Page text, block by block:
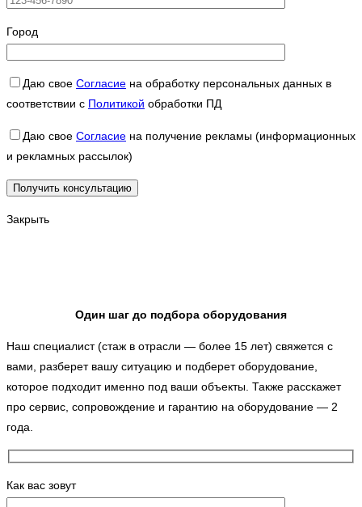
Город
Даю свое Согласие на обработку персональных данных в
соответствии с Политикой обработки ПД
Даю свое Согласие на получение рекламы (информационных
и рекламных рассылок)
Закрыть
Один шаг до подбора оборудования
Наш специалист (стаж в отрасли — более 15 лет) свяжется с
вами, разберет вашу ситуацию и подберет оборудование,
которое подходит именно под ваши объекты. Также расскажет
про сервис, сопровождение и гарантию на оборудование — 2
года.
Как вас зовут